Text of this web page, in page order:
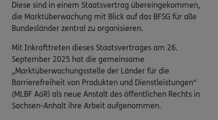
Diese sind in einem Staatsvertrag übereingekommen,
die Marktüberwachung mit Blick auf das BFSG für alle
Bundesländer zentral zu organisieren.
Mit Inkrafttreten dieses Staatsvertrages am 26.
September 2025 hat die gemeinsame
„Marktüberwachungsstelle der Länder für die
Barrierefreiheit von Produkten und Dienstleistungen“
(MLBF AöR) als neue Anstalt des öffentlichen Rechts in
Sachsen-Anhalt ihre Arbeit aufgenommen.